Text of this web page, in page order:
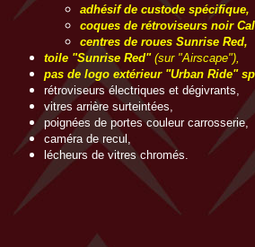
adhésif de custode spécifique,
coques de rétroviseurs noir
centres de roues Sunrise Red,
toile "Sunrise Red" (sur "Airscape"),
pas de logo extérieur "Urban Ride"
rétroviseurs électriques et dégivrants,
vitres arrière surteintées,
poignées de portes couleur carrosserie,
caméra de recul,
lécheurs de vitres chromés.